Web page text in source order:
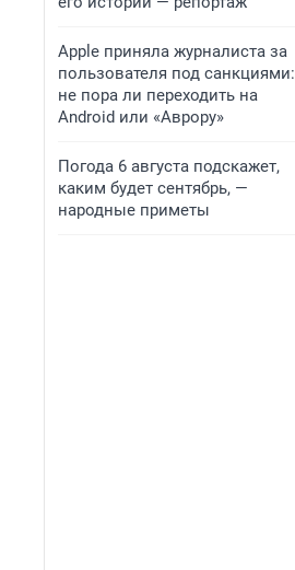
Apple приняла журналиста за
пользователя под санкциями:
не пора ли переходить на
Android или «Аврору»
Погода 6 августа подскажет,
каким будет сентябрь, —
народные приметы